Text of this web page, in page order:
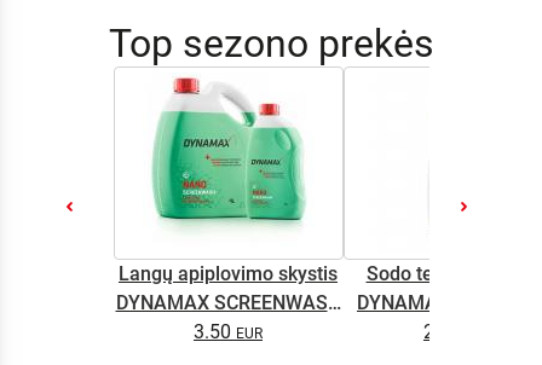
Top sezono prekės
Langų apiplovimo skystis
DYNAMAX SCREENWASH
NANO 4l
3.50
Sodo technikos
DYNAMAX M2T
2.65